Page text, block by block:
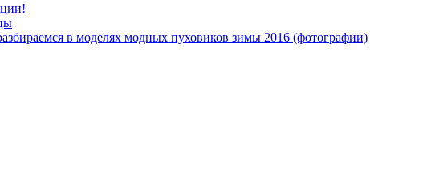
в моделях модных пуховиков зимы 2016 (фотографии)